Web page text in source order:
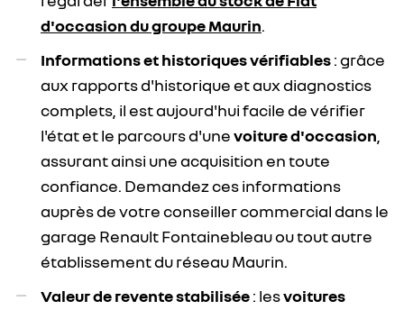
d'occasion du groupe Maurin.
Informations et historiques vérifiables: grâce
aux rapports d'historique et aux diagnostics
complets, il est aujourd'hui facile de vérifier
l'état et le parcours d'unevoiture d'occasion
assurant ainsi une acquisition en toute
confiance. Demandez ces informations
auprès de votre conseiller commercial dans le
garage Renault Fontainebleau ou tout autre
établissement du réseau Maurin.
Valeur de revente stabilisée: lesvoitures